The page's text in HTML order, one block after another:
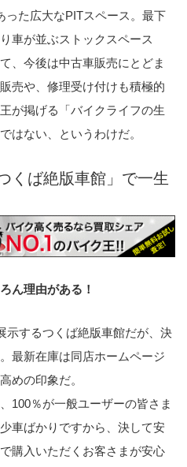
った広大なPITスペース。最下
車が並ぶストックスペース
、今後は中古車販売にとどま
売や、修理受け付けも積極的
が掲げる「バイクライフの生
はない、というわけだ。
ん理由がある！
示するつくば絶版車館だが、決
最新在庫は同店ホームページ
めの印象だ。
100％が一般ユーザーの皆さま
車ばかりですから、決して安
購入いただくお客さまが安心